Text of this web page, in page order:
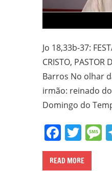
Jo 18,33b-37:
CRISTO,
Barros No olhar
irmão: reinado
Domingo do
READ MORE